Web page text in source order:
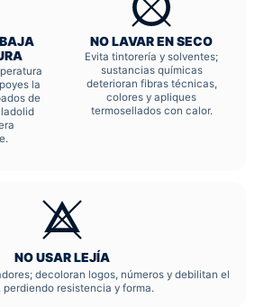
la
de
NO LAVAR EN SECO
Evita tintorería y solventes;
sustancias químicas
deterioran fibras técnicas,
colores y apliques
termosellados con calor.
NO USAR LEJÍA
decoloran logos, números y debilitan el
perdiendo resistencia y forma.